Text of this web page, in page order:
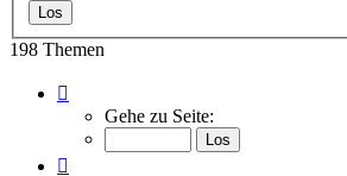
198 Themen
von
Gehe zu Seite: